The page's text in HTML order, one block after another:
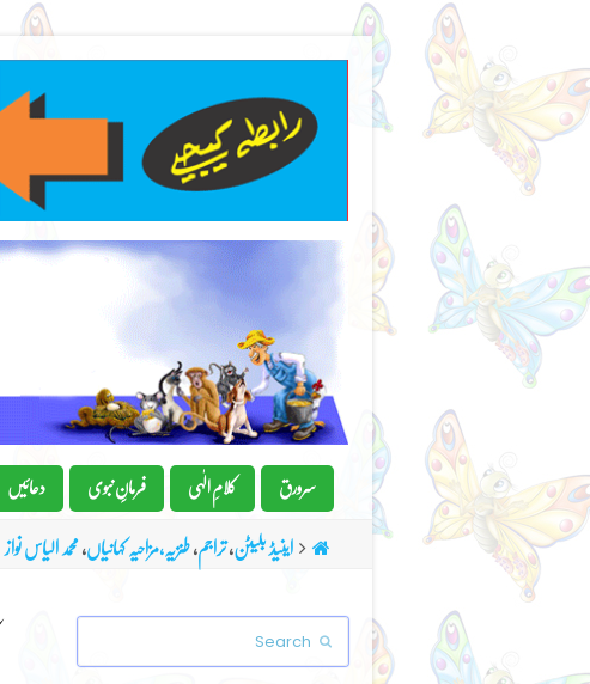
سرورق کلامِ الٰہی فرمانِِ نبوی دعائیں
اینیڈ بلیٹن,تراجم, طنزیہ،مزاحیہ کہانیاں, محمد الیاس نواز
Search